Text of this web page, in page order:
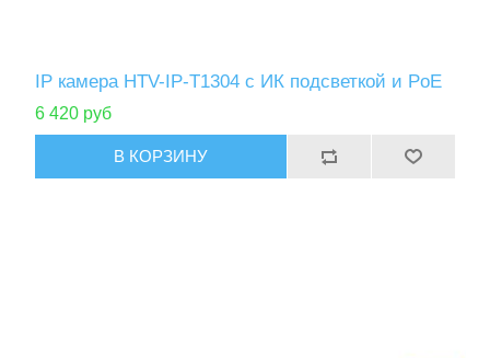
IP камера HTV-IP-T1304 с ИК подсветкой и PoE
6 420 руб